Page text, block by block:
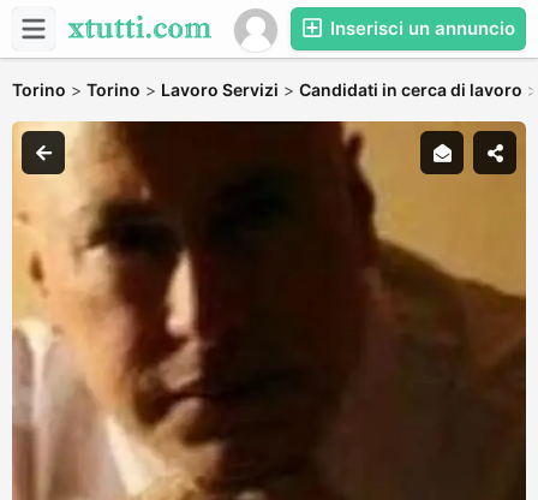
Inserisci un annuncio
Torino > Torino > Lavoro Servizi > Candidati in cerca di lavoro